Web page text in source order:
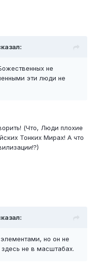
не
эти люди не
(Что, Люди плохие
Тонких Мирах! А что
но он не
не в масштабах.